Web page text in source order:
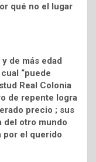
qué no el lugar
de más edad
“puede
Real Colonia
de repente logra
precio ; sus
del otro mundo
por el querido